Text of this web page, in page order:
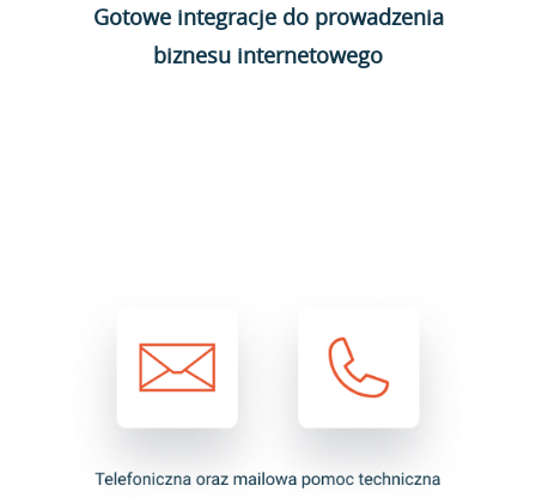
Gotowe integracje do prowadzenia
biznesu internetowego